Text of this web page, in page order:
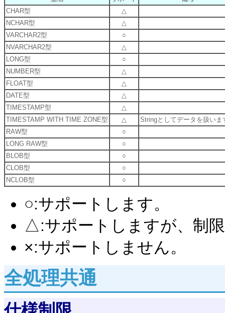
CHAR型
△
NCHAR型
△
VARCHAR2型
○
NVARCHAR2型
△
LONG型
○
NUMBER型
△
FLOAT型
△
DATE型
△
TIMESTAMP型
△
TIMESTAMP WITH TIME ZONE型
△
Stringとしてデータを扱いま
RAW型
○
LONG RAW型
○
BLOB型
○
CLOB型
○
NCLOB型
○
○:サポートします。
△:サポートしますが、制
×:サポートしません。
全処理共通